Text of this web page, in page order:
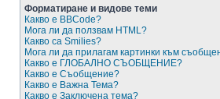
Форматиране и видове теми
Какво е BBCode?
Мога ли да ползвам HTML?
Какво са Smilies?
Мога ли да прилагам картинки към
Какво е ГЛОБАЛНО СЪОБЩЕНИЕ?
Какво е Съобщение?
Какво е Важна Тема?
Какво е Заключена тема?